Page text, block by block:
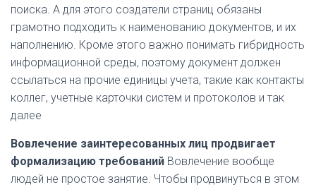
поиска. А для этого создатели страниц обязаны
грамотно подходить к наименованию документов, и их
наполнению. Кроме этого важно понимать гибридность
информационной среды, поэтому документ должен
ссылаться на прочие единицы учета, такие как контакты
коллег, учетные карточки систем и протоколов и так
далее
Вовлечение заинтересованных лиц продвигает
формализацию требований Вовлечение вообще
людей не простое занятие. Чтобы продвинуться в этом